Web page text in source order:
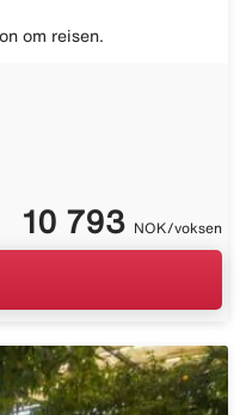
om reisen.
10 793 NOK/voksen